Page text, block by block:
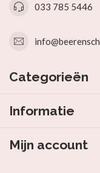
033 785 5446
Categorieën
Informatie
Mijn account